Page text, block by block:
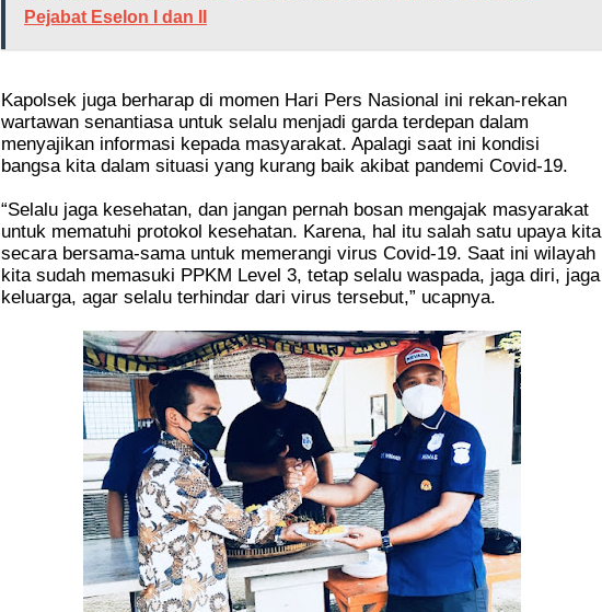
Pejabat Eselon I dan II
Kapolsek juga berharap di momen Hari Pers Nasional ini rekan-rekan
wartawan senantiasa untuk selalu menjadi garda terdepan dalam
menyajikan informasi kepada masyarakat. Apalagi saat ini kondisi
bangsa kita dalam situasi yang kurang baik akibat pandemi Covid-19.
“Selalu jaga kesehatan, dan jangan pernah bosan mengajak masyarakat
untuk mematuhi protokol kesehatan. Karena, hal itu salah satu upaya kita
secara bersama-sama untuk memerangi virus Covid-19. Saat ini wilayah
kita sudah memasuki PPKM Level 3, tetap selalu waspada, jaga diri, jaga
keluarga, agar selalu terhindar dari virus tersebut,” ucapnya.